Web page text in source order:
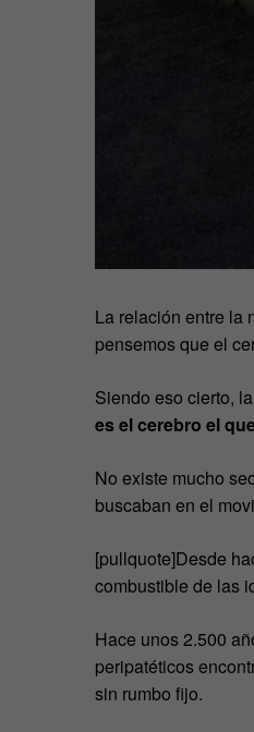
La relación entre la
pensemos que el
Siendo eso cierto,
es el cerebro el
No existe mucho
buscaban en el
[pullquote]Desde
combustible de las
Hace unos 2.500
peripatéticos
sin rumbo fijo.